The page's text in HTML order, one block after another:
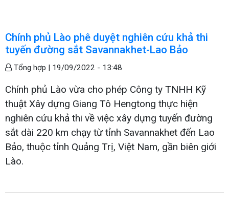
Chính phủ Lào phê duyệt nghiên cứu khả thi
tuyến đường sắt Savannakhet-Lao Bảo
Tổng hợp | 19/09/2022 - 13:48
Chính phủ Lào vừa cho phép Công ty TNHH Kỹ
thuật Xây dựng Giang Tô Hengtong thực hiện
nghiên cứu khả thi về việc xây dựng tuyến đường
sắt dài 220 km chạy từ tỉnh Savannakhet đến Lao
Bảo, thuộc tỉnh Quảng Trị, Việt Nam, gần biên giới
Lào.